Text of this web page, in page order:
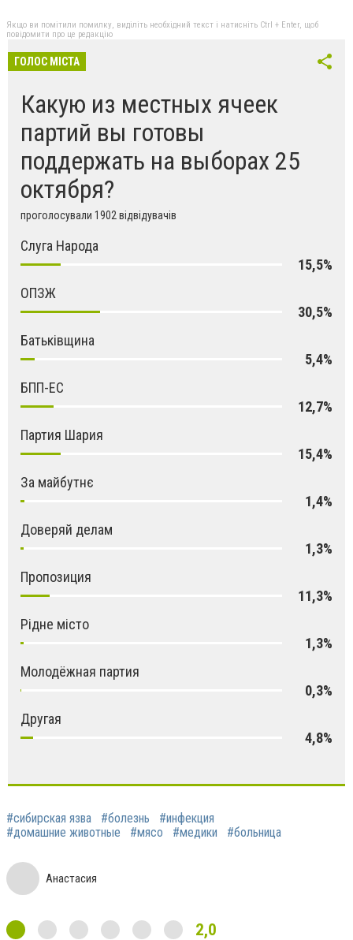
Якщо ви помітили помилку, виділіть необхідний текст і натисніть Ctrl + Enter, щоб
повідомити про це редакцію
ГОЛОС МІСТА
Какую из местных ячеек
партий вы готовы
поддержать на выборах 25
октября?
проголосували 1902 відвідувачів
Слуга Народа
15,5%
ОПЗЖ
30,5%
Батьківщина
5,4%
БПП-ЕС
12,7%
Партия Шария
15,4%
За майбутнє
1,4%
Доверяй делам
1,3%
Пропозиция
11,3%
Рідне місто
1,3%
Молодёжная партия
0,3%
Другая
4,8%
#сибирская язва #болезнь
#инфекция
#домашние животные
#мясо #медики #больница
Анастасия
2,0